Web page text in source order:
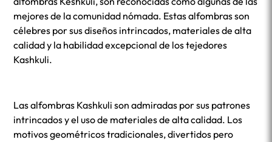
mejores de la comunidad nómada. Estas alfombras son
célebres por sus diseños intrincados, materiales de alta
calidad y la habilidad excepcional de los tejedores
Kashkuli.
Las alfombras Kashkuli son admiradas por sus patrones
intrincados y el uso de materiales de alta calidad. Los
motivos geométricos tradicionales, divertidos pero